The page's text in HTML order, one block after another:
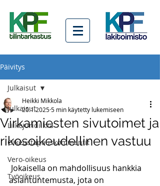
Päivitys
Julkaisut
Liikejuridiikka
Oikeustapauskommentit
Vero-oikeus
Työoikeus
Julkaisut
Virkamiesten sivutoimet ja
rikosoikeudellinen vastuu
Heikki Mikkola
20.1.20255 min käytetty lukemiseen
Jokaisella on mahdollisuus hankkia
asiantuntemusta, jota on